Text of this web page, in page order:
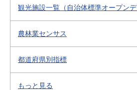
観光施設一覧（自治体標準オープンデ
農林業センサス
都道府県別指標
もっと見る